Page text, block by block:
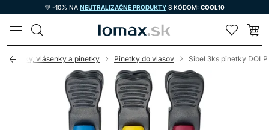
💜 -10% NA NEUTRALIZAČNÉ PRODUKTY S KÓDOM: COOL10
LOMAX
Sponky, vlásenky a pinetky Pinetky do vlasov Sibel 3ks pinetky